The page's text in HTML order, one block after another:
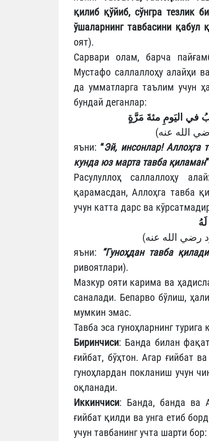
қилиб қўйиб, сўнгра тезлик
ўшаларнинг тавбасини қабул
оят).
Сарвари олам, барча
Мустафо саллаллоҳу алайҳи
да умматларга таълим учун
бундай деганлар:
في اليَومِ مئةَ مَرَّةٍ
яъни: “Эй, инсонлар! Аллоҳга
кунда юз марта тавба қиламан”
Расулуллоҳ саллаллоҳу
қарамасдан, Аллоҳга тавба
учун катта дарс ва
яъни: “Гуноҳдан тавба
ривоятлари).
Мазкур ояти карима ва
саналади. Бепарво бўлиш,
мумкин эмас.
Тавба эса гуноҳларнинг
Биринчиси: Банда билан
ғийбат, бўҳтон. Агар ғийбат
гуноҳлардан покланиш учун
оқланади.
Иккинчиси: Банда, банда ва
ғийбат қилди ва унга етиб
учун тавбанинг учта шарти бор: